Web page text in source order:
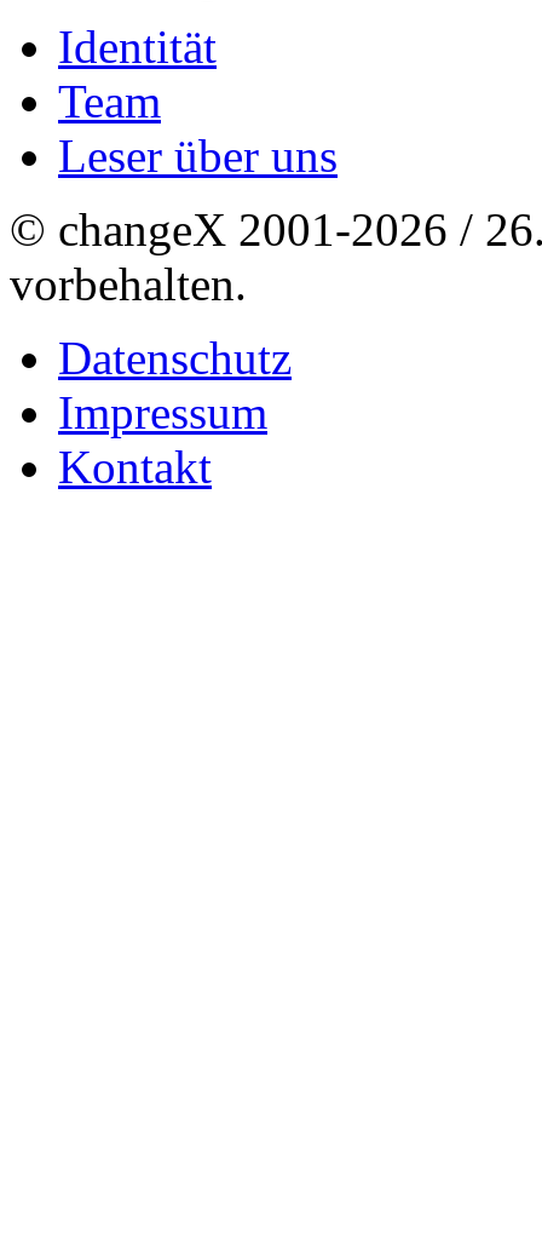
Identität
Team
Leser über uns
© changeX 2001-2026 /
vorbehalten.
Datenschutz
Impressum
Kontakt